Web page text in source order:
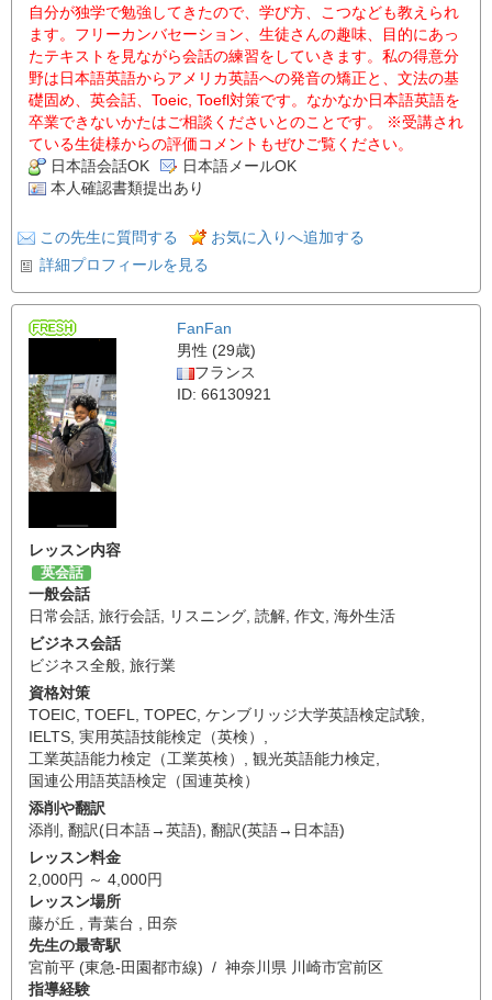
自分が独学で勉強してきたので、学び方、こつなども教えられ
ます。フリーカンバセーション、生徒さんの趣味、目的にあっ
たテキストを見ながら会話の練習をしていきます。私の得意分
野は日本語英語からアメリカ英語への発音の矯正と、文法の基
礎固め、英会話、Toeic, Toefl対策です。なかなか日本語英語を
卒業できないかたはご相談くださいとのことです。 ※受講され
ている生徒様からの評価コメントもぜひご覧ください。
日本語会話OK
日本語メールOK
本人確認書類提出あり
この先生に質問する
お気に入りへ追加する
詳細プロフィールを見る
FanFan
男性 (29歳)
フランス
ID: 66130921
レッスン内容
英会話
一般会話
日常会話 旅行会話 リスニング 読解 作文 海外生活
ビジネス会話
ビジネス全般 旅行業
資格対策
TOEIC TOEFL TOPEC ケンブリッジ大学英語検定試験
IELTS 実用英語技能検定（英検）
工業英語能力検定（工業英検）
観光英語能力検定
国連公用語英語検定（国連英検）
添削や翻訳
添削
翻訳(日本語→英語) 翻訳(英語→日本語)
レッスン料金
2,000円 ～ 4,000円
レッスン場所
藤が丘 , 青葉台 , 田奈
先生の最寄駅
宮前平 (東急-田園都市線) / 神奈川県 川崎市宮前区
指導経験